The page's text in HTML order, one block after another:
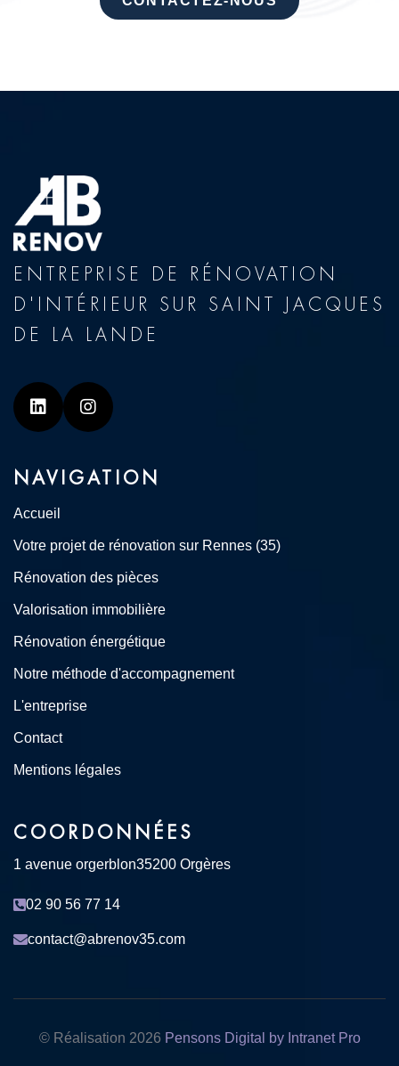
ENTREPRISE DE RÉNOVATION
D'INTÉRIEUR SUR SAINT JACQUES
DE LA LANDE
Linkedin Instagram
NAVIGATION
Accueil
Votre projet de rénovation sur Rennes (35)
Rénovation des pièces
Valorisation immobilière
Rénovation énergétique
Notre méthode d'accompagnement
L'entreprise
Contact
Mentions légales
COORDONNÉES
1 avenue orgerblon35200 Orgères
02 90 56 77 14
contact@abrenov35.com
© Réalisation 2026 Pensons Digital by Intranet Pro